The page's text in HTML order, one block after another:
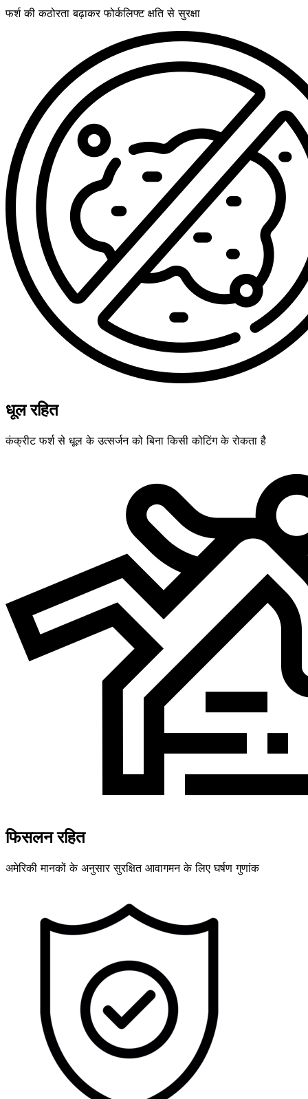
फर्श की कठोरता बढ़ाकर फोर्कलिफ्ट क्षति से सुरक्षा
धूल रहित
कंक्रीट फर्श से धूल के उत्सर्जन को बिना किसी कोटिंग के रोकता है
फिसलन रहित
अमेरिकी मानकों के अनुसार सुरक्षित आवागमन के लिए घर्षण गुणांक